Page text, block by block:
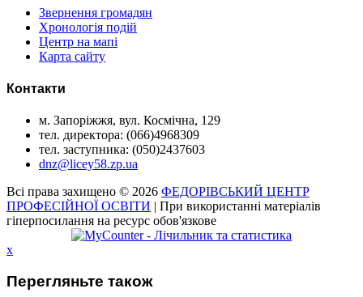
Звернення громадян
Хронологія подій
Центр на мапі
Карта сайту
Контакти
м. Запоріжжя, вул. Космічна, 129
тел. директора: (066)4968309
тел. заступника: (050)2437603
dnz@licey58.zp.ua
Всі права захищено © 2026 ФЕДОРІВСЬКИЙ ЦЕНТР
ПРОФЕСІЙНОЇ ОСВІТИ | При використанні матеріалів
гіперпосилання на ресурс обов'язкове
x
Перегляньте також